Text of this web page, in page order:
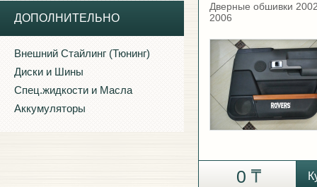
ДОПОЛНИТЕЛЬНО
Внешний Стайлинг (Тюнинг)
Диски и Шины
Спец.жидкости и Масла
Аккумуляторы
Дверные обшивки
2006
0